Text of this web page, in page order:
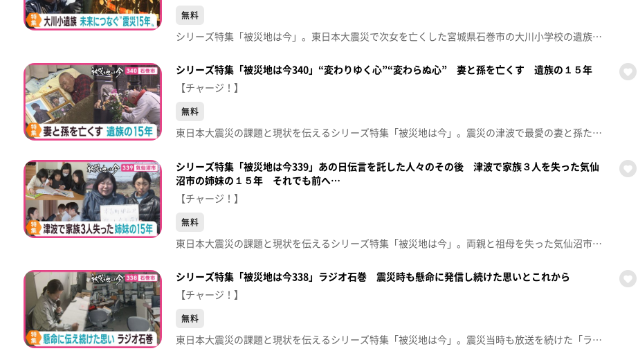
無料
シリーズ特集「被災地は今」。東日本大震災で次女を亡くした宮城県石巻市の大川小学校の遺族の男性。校舎の保存や風化の防止、地区の絆をつなぐため歩み続けた１５年を取材。【放送局】東日本放送【放送日】2026年3月17(火)
シリーズ特集「被災地は今340」“変わりゆく心”“変わらぬ心” 妻と孫を亡くす 遺族の１５年
【チャージ！】
無料
東日本大震災の課題と現状を伝えるシリーズ特集「被災地は今」。震災の津波で最愛の妻と孫たちを亡くした宮城県石巻市の男性。震災から15年、気持ちは揺れ動きながらも前へと進んでいます。【放送局】東日本放送【放送日】2026年3月11日(水)
シリーズ特集「被災地は今339」あの日伝言を託した人々のその後 津波で家族３人を失った気仙
沼市の姉妹の１５年 それでも前へ…
【チャージ！】
無料
東日本大震災の課題と現状を伝えるシリーズ特集「被災地は今」。両親と祖母を失った気仙沼市の姉妹。仮設住宅で２人だけの生活が始まり、家族の手掛かりを捜し続けました。あの日、失った命と新たに生まれた希望。2人で歩み続けた15年です。【放送局】東日本放送【放送日】2026年3月10日(火)
シリーズ特集「被災地は今338」ラジオ石巻 震災時も懸命に発信し続けた思いとこれから
【チャージ！】
無料
東日本大震災の課題と現状を伝えるシリーズ特集「被災地は今」。震災当時も放送を続けた「ラジオ石巻」。パーソナリティたちが残した当時の記録を振り返りながら、懸命に情報を届けた彼女たちの思い、そして、コミュニティラジオのこれからについて考えます。【放送局】東日本放送【放送日】2026年3月4日(水)